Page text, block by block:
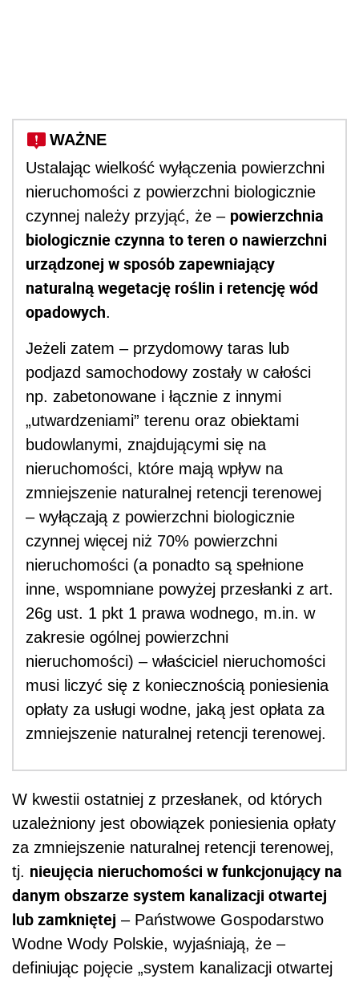
WAŻNE
Ustalając wielkość wyłączenia powierzchni
nieruchomości z powierzchni biologicznie
czynnej należy przyjąć, że – powierzchnia
biologicznie czynna to teren o nawierzchni
urządzonej w sposób zapewniający
naturalną wegetację roślin i retencję wód
opadowych.
Jeżeli zatem – przydomowy taras lub
podjazd samochodowy zostały w całości
np. zabetonowane i łącznie z innymi
„utwardzeniami” terenu oraz obiektami
budowlanymi, znajdującymi się na
nieruchomości, które mają wpływ na
zmniejszenie naturalnej retencji terenowej
– wyłączają z powierzchni biologicznie
czynnej więcej niż 70% powierzchni
nieruchomości (a ponadto są spełnione
inne, wspomniane powyżej przesłanki z art.
26g ust. 1 pkt 1 prawa wodnego, m.in. w
zakresie ogólnej powierzchni
nieruchomości) – właściciel nieruchomości
musi liczyć się z koniecznością poniesienia
opłaty za usługi wodne, jaką jest opłata za
zmniejszenie naturalnej retencji terenowej.
W kwestii ostatniej z przesłanek, od których
uzależniony jest obowiązek poniesienia opłaty
za zmniejszenie naturalnej retencji terenowej,
tj. nieujęcia nieruchomości w funkcjonujący na
danym obszarze system kanalizacji otwartej
lub zamkniętej – Państwowe Gospodarstwo
Wodne Wody Polskie, wyjaśniają, że –
definiując pojęcie „system kanalizacji otwartej